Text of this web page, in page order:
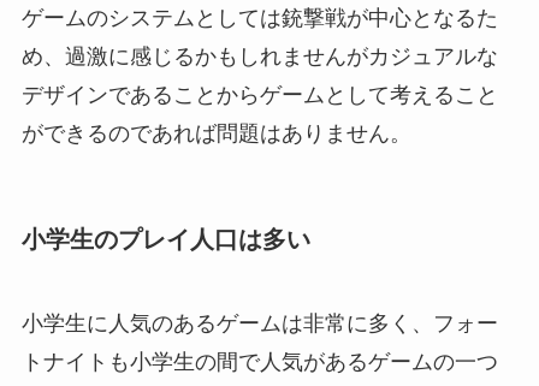
ゲームのシステムとしては銃撃戦が中心となるた
め、過激に感じるかもしれませんがカジュアルな
デザインであることからゲームとして考えること
ができるのであれば問題はありません。
小学生のプレイ人口は多い
小学生に人気のあるゲームは非常に多く、フォー
トナイトも小学生の間で人気があるゲームの一つ